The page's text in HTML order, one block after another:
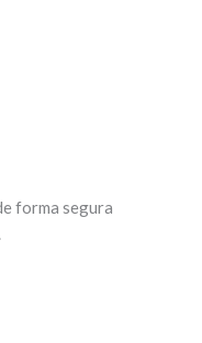
forma segura